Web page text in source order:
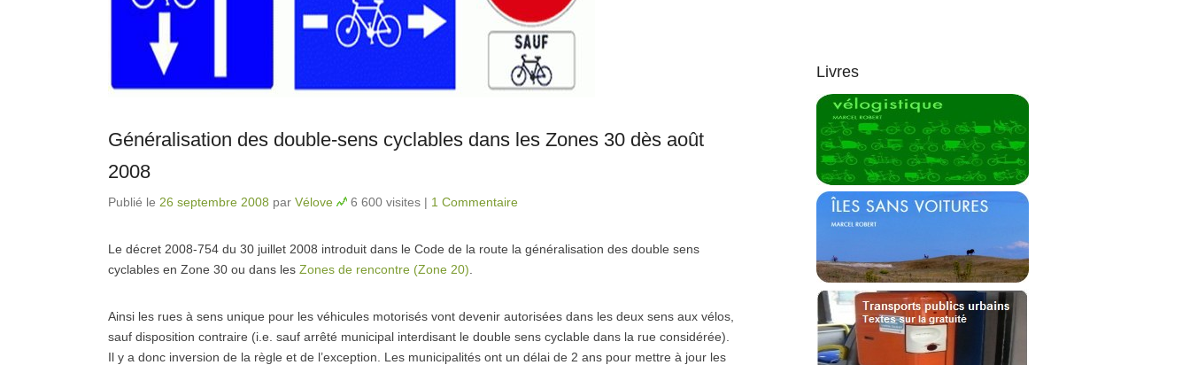
Généralisation des double-sens cyclables dans les Zones 30 dès août
2008
Publié le 26 septembre 2008 par Vélove 6 600 visites | 1 Commentaire
Le décret 2008-754 du 30 juillet 2008 introduit dans le Code de la route la généralisation des double sens
cyclables en Zone 30 ou dans les Zones de rencontre (Zone 20)
Ainsi les rues à sens unique pour les véhicules motorisés vont devenir autorisées dans les deux sens aux vélos,
sauf disposition contraire (i.e. sauf arrêté municipal interdisant le double sens cyclable dans la rue considérée).
Il y a donc inversion de la règle et de l’exception. Les municipalités ont un délai de 2 ans pour mettre à jour les
Livres